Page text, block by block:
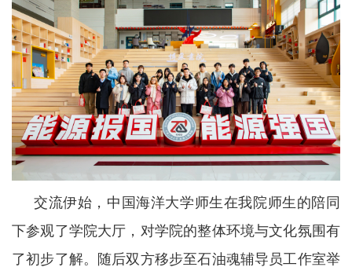
交流伊始， 中国海洋大学师生在我院师生的陪同
下参观了学院大厅，对学院的整体环境与文化氛围有
了初步了解。随后双方移步至石油魂辅导员工作室举